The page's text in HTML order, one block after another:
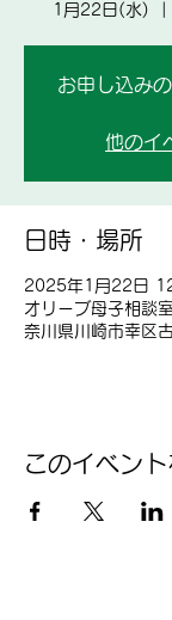
1月22日(水)
お申し込み
他のイ
日時・場所
2025年1月22日
オリーブ母子相談
奈川県川崎市幸区
このイベン